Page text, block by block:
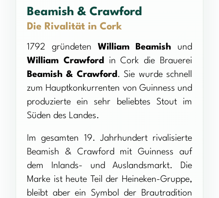
Beamish & Crawford
Die Rivalität in Cork
1792 gründeten William Beamish und
William Crawford
in Cork die Brauerei
Beamish & Crawford . Sie wurde schnell
zum Hauptkonkurrenten von Guinness und
produzierte ein sehr beliebtes Stout im
Süden des Landes.
Im gesamten 19. Jahrhundert rivalisierte
Beamish & Crawford mit Guinness auf
dem Inlands- und Auslandsmarkt. Die
Marke ist heute Teil der Heineken-Gruppe,
bleibt aber ein Symbol der Brautradition